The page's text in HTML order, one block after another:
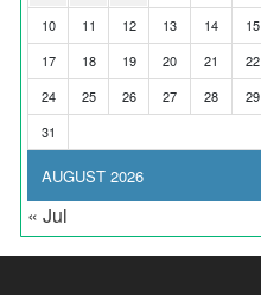
AUGUST 2026
10
11 12 13 14 15
17
18 19 20 21 22
24
25 26 27 28 29
31
« Jul